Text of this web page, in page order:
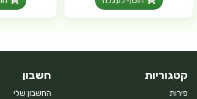
קטגוריות
פירות
חשבון
החשבון שלי